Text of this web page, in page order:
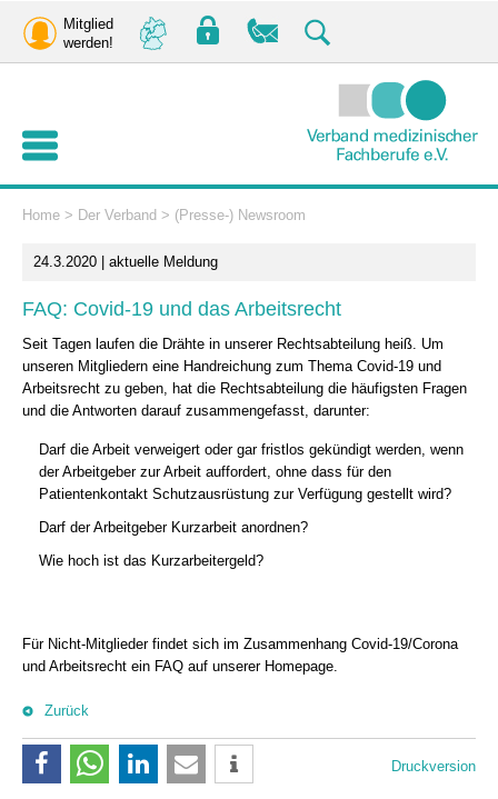
Mitglied
werden!
Home > Der Verband > (Presse-) Newsroom
24.3.2020 | aktuelle Meldung
FAQ: Covid-19 und das Arbeitsrecht
Seit Tagen laufen die Drähte in unserer Rechtsabteilung heiß. Um
unseren Mitgliedern eine Handreichung zum Thema Covid-19 und
Arbeitsrecht zu geben, hat die Rechtsabteilung die häufigsten Fragen
und die Antworten darauf zusammengefasst, darunter:
Darf die Arbeit verweigert oder gar fristlos gekündigt werden, wenn
der Arbeitgeber zur Arbeit auffordert, ohne dass für den
Patientenkontakt Schutzausrüstung zur Verfügung gestellt wird?
Darf der Arbeitgeber Kurzarbeit anordnen?
Wie hoch ist das Kurzarbeitergeld?
Für Nicht-Mitglieder findet sich im Zusammenhang Covid-19/Corona
und Arbeitsrecht ein FAQ auf unserer Homepage.
Zurück
Druckversion